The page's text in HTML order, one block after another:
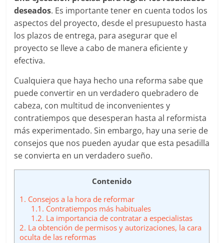
deseados. Es importante tener en cuenta todos los
aspectos del proyecto, desde el presupuesto hasta
los plazos de entrega, para asegurar que el
proyecto se lleve a cabo de manera eficiente y
efectiva.
Cualquiera que haya hecho una reforma sabe que
puede convertir en un verdadero quebradero de
cabeza, con multitud de inconvenientes y
contratiempos que desesperan hasta al reformista
más experimentado. Sin embargo, hay una serie de
consejos que nos pueden ayudar que esta pesadilla
se convierta en un verdadero sueño.
Contenido
1. Consejos a la hora de reformar
1.1. Contratiempos más habituales
1.2. La importancia de contratar a especialistas
2. La obtención de permisos y autorizaciones, la cara
oculta de las reformas